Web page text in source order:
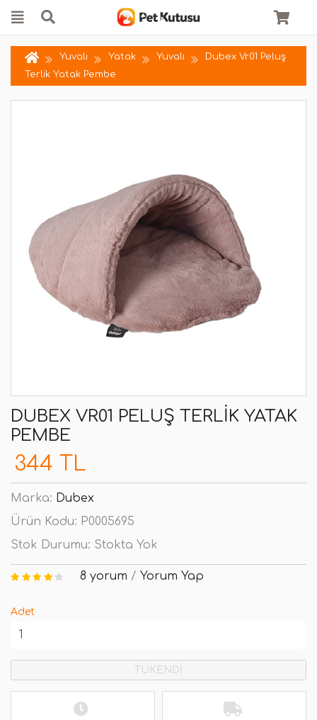
Yuvalı Yatak Yuvalı
Dubex Vr01 Peluş
Terlik Yatak Pembe
DUBEX VR01 PELUŞ TERLIK YATAK
PEMBE
344 TL
Marka: Dubex
Ürün Kodu: P0005695
Stok Durumu: Stokta Yok
8 yorum / Yorum Yap
Adet
TÜKENDİ